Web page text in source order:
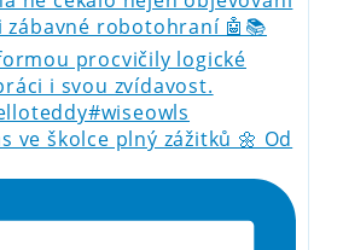
ve školce plný zážitků 🌼 Od